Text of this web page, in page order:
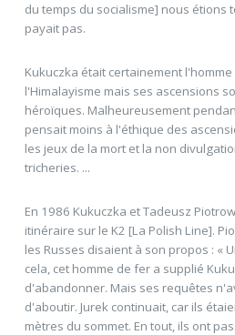
du temps du socialisme] nous étions
payait pas.
Kukuczka était certainement
l'Himalayisme mais ses ascensions
héroïques. Malheureusement
pensait moins à l'éthique des
les jeux de la mort et la non
tricheries. ...
En 1986 Kukuczka et Tadeusz
itinéraire sur le K2 [La Polish Line].
les Russes disaient à son propos : «
cela, cet homme de fer a supplié
d'abandonner. Mais ses requêtes
d'aboutir. Jurek continuait, car ils
mètres du sommet. En tout, ils ont